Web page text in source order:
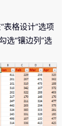
表格设计”选项
选“镶边列”选